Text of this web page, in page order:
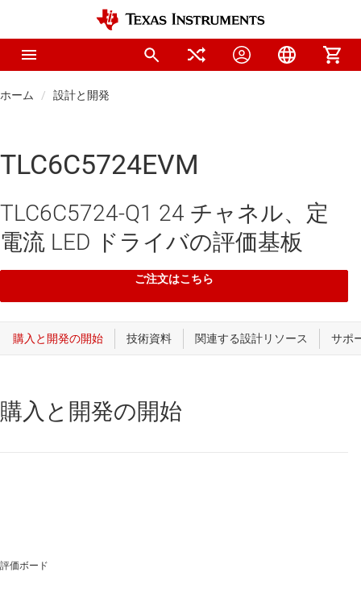
ホーム 設計と開発
TLC6C5724EVM
TLC6C5724-Q1 24 チャネル、定
電流 LED ドライバの評価基板
ご注文はこちら
購入と開発の開始
評価ボード